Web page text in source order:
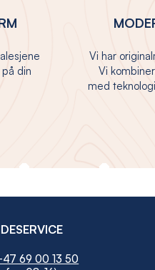
din
Vi har
Vi
med
69 00 13 50